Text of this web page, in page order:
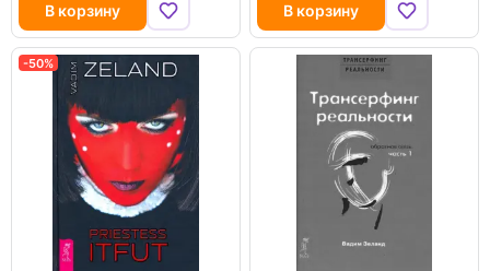
В корзину В корзину
-50%